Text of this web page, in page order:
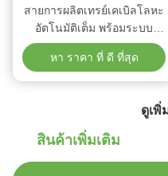
สายการผลิตเทรย์เคเบิลโลหะ
อัตโนมัติเต็ม พร้อมระบบ
ควบคุมที่ทันสมัย
หา ราคา ที่ ดี ที่สุด
ดูเพิ่
สินค้าเพิ่มเติม